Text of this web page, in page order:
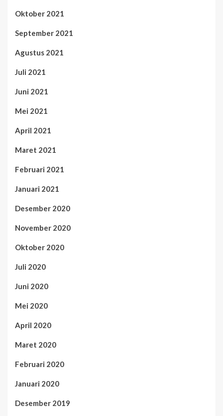
Oktober 2021
September 2021
Agustus 2021
Juli 2021
Juni 2021
Mei 2021
April 2021
Maret 2021
Februari 2021
Januari 2021
Desember 2020
November 2020
Oktober 2020
Juli 2020
Juni 2020
Mei 2020
April 2020
Maret 2020
Februari 2020
Januari 2020
Desember 2019